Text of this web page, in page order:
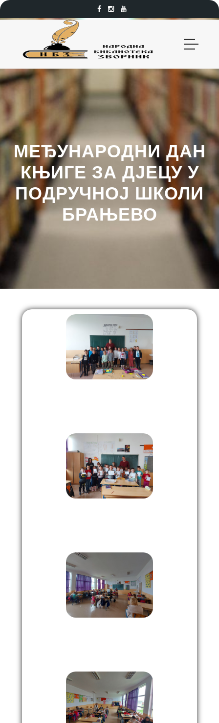
МЕЂУНАРОДНИ ДАН
КЊИГЕ ЗА ДЈЕЦУ У
ПОДРУЧНОЈ ШКОЛИ
БРАЊЕВО